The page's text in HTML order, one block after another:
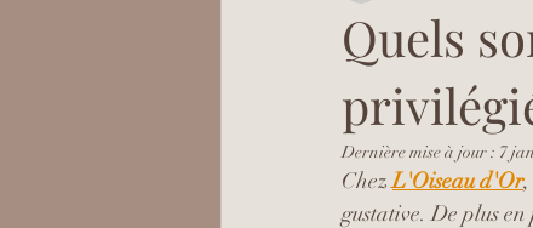
Quels
Dernière mise à jour : 7
Chez L'Oiseau d'Or
gustative. De plus